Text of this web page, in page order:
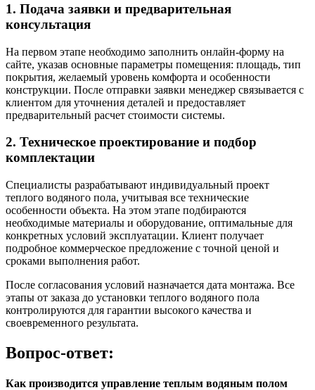
1. Подача заявки и предварительная
консультация
На первом этапе необходимо заполнить онлайн-форму на
сайте, указав основные параметры помещения: площадь, тип
покрытия, желаемый уровень комфорта и особенности
конструкции. После отправки заявки менеджер связывается с
клиентом для уточнения деталей и предоставляет
предварительный расчет стоимости системы.
2. Техническое проектирование и подбор
комплектации
Специалисты разрабатывают индивидуальный проект
теплого водяного пола, учитывая все технические
особенности объекта. На этом этапе подбираются
необходимые материалы и оборудование, оптимальные для
конкретных условий эксплуатации. Клиент получает
подробное коммерческое предложение с точной ценой и
сроками выполнения работ.
После согласования условий назначается дата монтажа. Все
этапы от заказа до установки теплого водяного пола
контролируются для гарантии высокого качества и
своевременного результата.
Вопрос-ответ:
Как производится управление теплым водяным полом